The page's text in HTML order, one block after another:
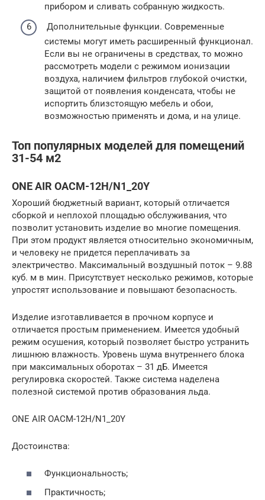
прибором и сливать собранную жидкость.
Дополнительные функции. Современные
системы могут иметь расширенный функционал.
Если вы не ограничены в средствах, то можно
рассмотреть модели с режимом ионизации
воздуха, наличием фильтров глубокой очистки,
защитой от появления конденсата, чтобы не
испортить близстоящую мебель и обои,
возможностью применять и дома, и на улице.
Топ популярных моделей для помещений
31-54 м2
ONE AIR OACM-12H/N1_20Y
Хороший бюджетный вариант, который отличается
сборкой и неплохой площадью обслуживания, что
позволит установить изделие во многие помещения.
При этом продукт является относительно экономичным,
и человеку не придется переплачивать за
электричество. Максимальный воздушный поток – 9.88
куб. м в мин. Присутствует несколько режимов, которые
упростят использование и повышают безопасность.
Изделие изготавливается в прочном корпусе и
отличается простым применением. Имеется удобный
режим осушения, который позволяет быстро устранить
лишнюю влажность. Уровень шума внутреннего блока
при максимальных оборотах – 31 дБ. Имеется
регулировка скоростей. Также система наделена
полезной системой против образования льда.
ONE AIR OACM-12H/N1_20Y
Достоинства:
Функциональность;
Практичность;